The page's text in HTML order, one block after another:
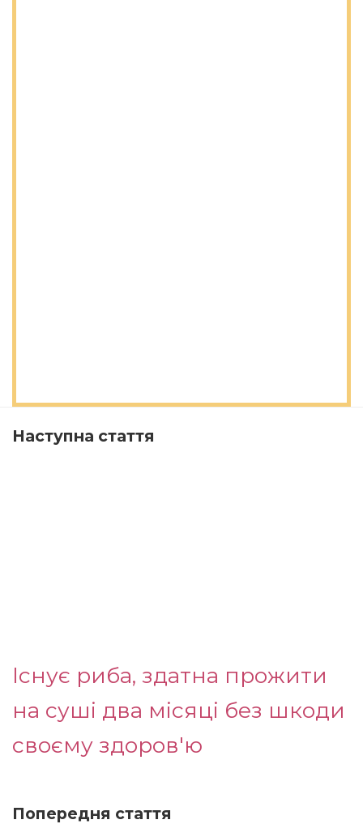
Наступна стаття
Існує риба, здатна прожити
на суші два місяці без шкоди
своєму здоров'ю
Попередня стаття